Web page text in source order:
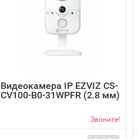
Видеокамера IP EZVIZ CS-
CV100-B0-31WPFR (2.8 мм)
Звоните!